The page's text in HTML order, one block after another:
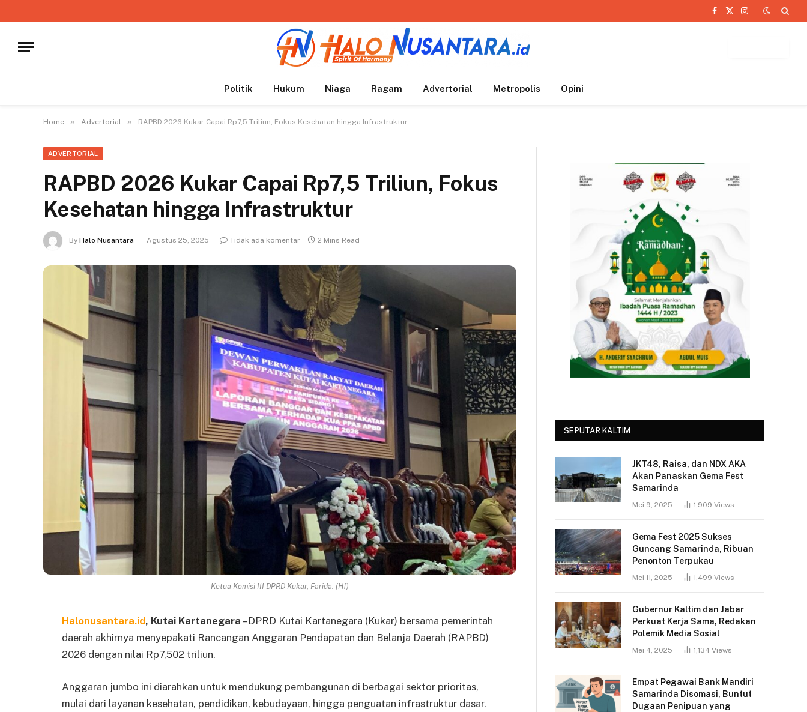
Facebook
X
Instagram
Politik Hukum Niaga Ragam Advertorial Metropolis Opini
Home » Advertorial » RAPBD 2026 Kukar Capai Rp7,5 Triliun, Fokus Kesehatan hingga Infrastruktur
ADVERTORIAL
RAPBD 2026 Kukar Capai Rp7,5 Triliun, Fokus
Kesehatan hingga Infrastruktur
By Halo Nusantara Agustus 25, 2025 Tidak ada komentar 2 Mins Read
Ketua Komisi III DPRD Kukar, Farida. (Hf)
Halonusantara.id, Kutai Kartanegara – DPRD Kutai Kartanegara (Kukar) bersama pemerintah
daerah akhirnya menyepakati Rancangan Anggaran Pendapatan dan Belanja Daerah (RAPBD)
2026 dengan nilai Rp7,502 triliun.
Anggaran jumbo ini diarahkan untuk mendukung pembangunan di berbagai sektor prioritas,
mulai dari layanan kesehatan, pendidikan, kebudayaan, hingga penguatan infrastruktur dasar.
SEPUTAR KALTIM
JKT48, Raisa, dan NDX AKA
Akan Panaskan Gema Fest
Samarinda
Mei 9, 2025 1,909 Views
Gema Fest 2025 Sukses
Guncang Samarinda, Ribuan
Penonton Terpukau
Mei 11, 2025 1,499 Views
Gubernur Kaltim dan Jabar
Perkuat Kerja Sama, Redakan
Polemik Media Sosial
Mei 4, 2025 1,134 Views
Empat Pegawai Bank Mandiri
Samarinda Disomasi, Buntut
Dugaan Penipuan yang